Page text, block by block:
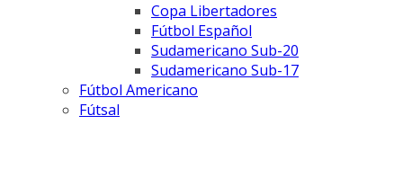
Copa Libertadores
Fútbol Español
Sudamericano Sub-20
Sudamericano Sub-17
Fútbol Americano
Fútsal